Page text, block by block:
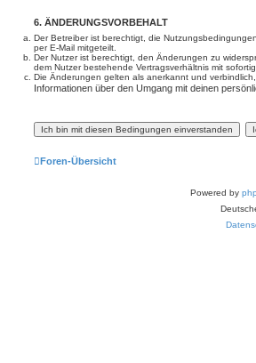
6. ÄNDERUNGSVORBEHALT
Der Betreiber ist berechtigt, die
per E-Mail mitgeteilt.
Der Nutzer ist berechtigt, den Änderungen zu
dem Nutzer bestehende Vertragsverhältnis mit
Die Änderungen gelten als anerkannt und
Informationen über den Umgang mit deinen
Foren-Übersicht
Powered by